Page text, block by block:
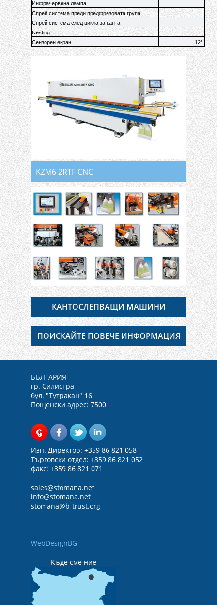
Инфрачервена лампа
Спрей система преди предфрезовата група
Спрей система след цикла за канта
Nesting
Сензорен екран
12”
KZM6 2RTF CNC
КАНТОСЛЕПВАЩИ МАШИНИ
ПОИСКАЙТЕ ПОВЕЧЕ ИНФОРМАЦИЯ
БЪЛГАРИЯ
гр. Силистра
бул. "Тутракан" 16
Пощенски адрес: 7500
Изп. Директор: +359 86 821 058
Търговски отдел: +359 86 821 052
факс: +359 86 821 071
sales@stomana.net
info@stomana.net
stomana@b-trust.org
WebDesignBG
Къде сме ние